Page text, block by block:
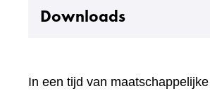
Downloads
Uitklappen
In een tijd van